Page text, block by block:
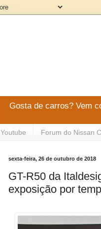
Gosta de carros? Vem
Youtube Forum do Nissan
sexta-feira, 26 de outubro de 2018
GT-R50 da
exposição por